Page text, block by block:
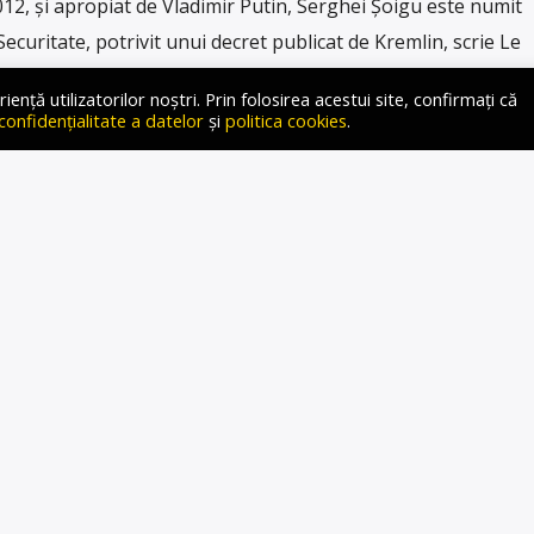
și apropiat de Vladimir Putin, Serghei Șoigu este numit
potrivit unui decret publicat de Kremlin, scrie Le
în funcție din 2012, a fost demis într-o remaniere
după învestirea […]
utilizatorilor noștri. Prin folosirea acestui site, confirmați că
a datelorși politica cookies.